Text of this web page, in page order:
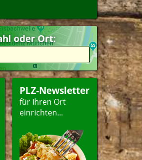
oder Ort:
PLZ-Newsletter
für Ihren Ort
einrichten...